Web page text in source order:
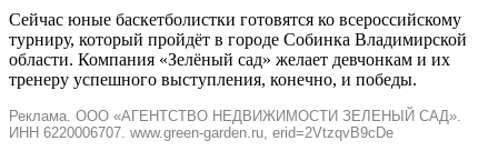
Сейчас юные баскетболистки готовятся ко всероссийскому
турниру, который пройдёт в городе Собинка Владимирской
области. Компания «Зелёный сад» желает девчонкам и их
тренеру успешного выступления, конечно, и победы.
Реклама. ООО «АГЕНТСТВО НЕДВИЖИМОСТИ ЗЕЛЕНЫЙ САД».
ИНН 6220006707. www.green-garden.ru, erid=2VtzqvB9cDe